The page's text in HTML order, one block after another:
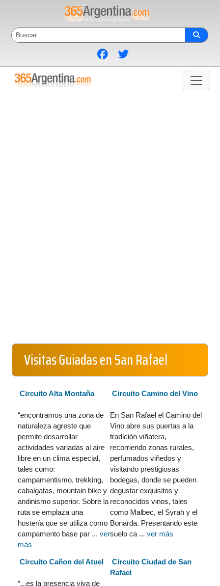
Visitas Guiadas en San Rafael
Circuito Alta Montaña
“encontramos una zona de
naturaleza agreste que
permite desarrollar
actividades variadas al aire
libre en un clima especial,
tales como:
campamentismo, trekking,
cabalgatas, mountain bike y
andinismo superior. Sobre la
ruta se emplaza una
hostería que se utiliza como
campamento base par ... ver
más
Circuito Camino del Vino
En San Rafael el Camino del
Vino abre sus puertas a la
tradición viñatera,
recorriendo zonas rurales,
perfumados viñedos y
visitando prestigiosas
bodegas, donde se pueden
degustar exquisitos y
reconocidos vinos, tales
como Malbec, el Syrah y el
Bonarda. Presentando este
suelo ca ... ver más
Circuito Cañon del Atuel
“...es la presencia viva de
Circuito Ciudad de San
Rafael